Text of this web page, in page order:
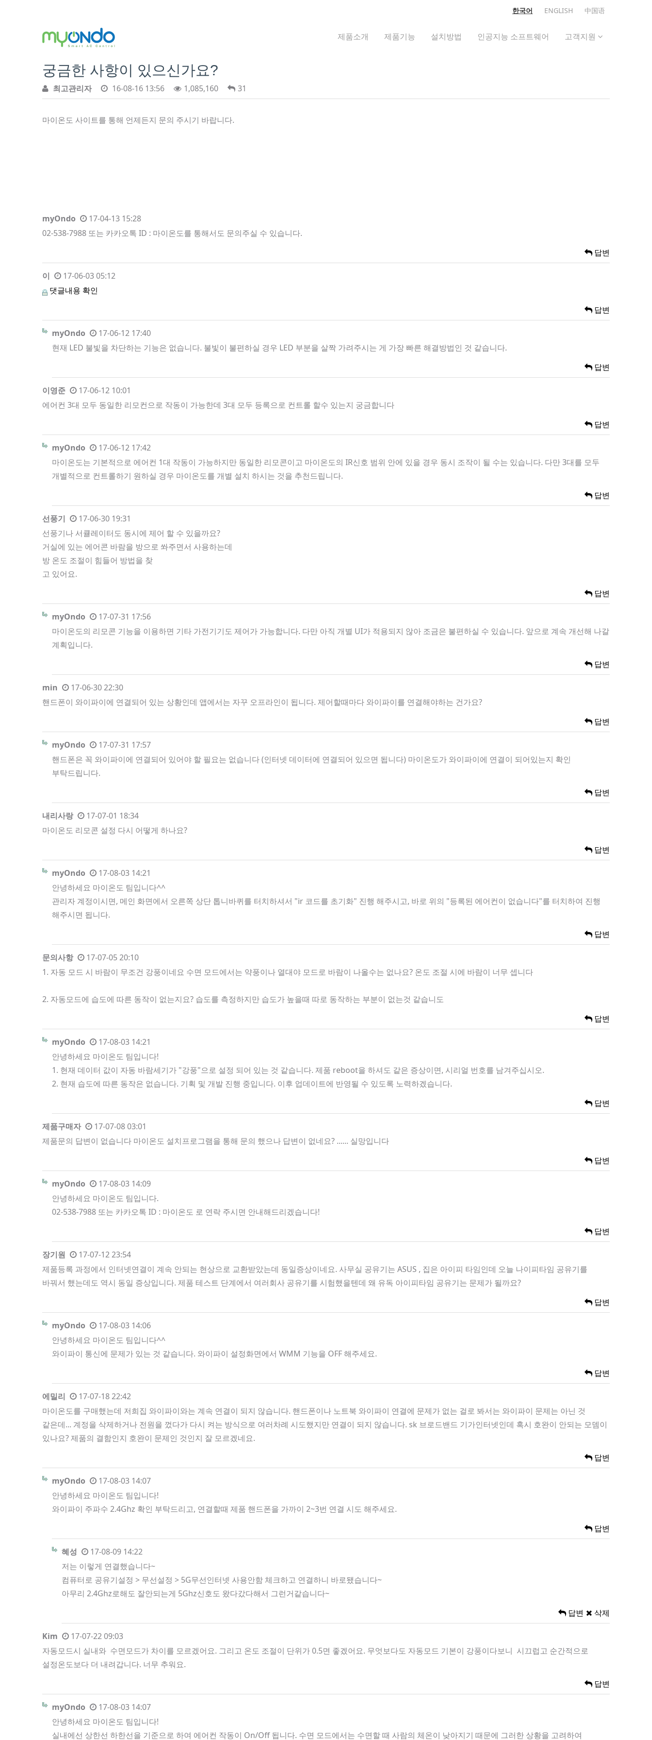
한국어 ENGLISH 中国语
제품소개 제품기능 설치방법 인공지능 소프트웨어 고객지원
궁금한 사항이 있으신가요?
최고관리자 16-08-16 13:56 1,085,160 31
마이온도 사이트를 통해 언제든지 문의 주시기 바랍니다.
myOndo
17-04-13 15:28
02-538-7988 또는 카카오톡 ID : 마이온도를 통해서도 문의주실 수 있습니다.
답변
이
17-06-03 05:12
댓글내용 확인
답변
myOndo
17-06-12 17:40
현재 LED 불빛을 차단하는 기능은 없습니다. 불빛이 불편하실 경우 LED 부분을 살짝 가려주시는 게 가장 빠른 해결방법인 것 같습니다.
답변
이영준
17-06-12 10:01
에어컨 3대 모두 동일한 리모컨으로 작동이 가능한데 3대 모두 등록으로 컨트롤 할수 있는지 궁금합니다
답변
myOndo
17-06-12 17:42
마이온도는 기본적으로 에어컨 1대 작동이 가능하지만 동일한 리모콘이고 마이온도의 IR신호 범위 안에 있을 경우 동시 조작이 될 수는 있습니다. 다만 3대를 모두
개별적으로 컨트롤하기 원하실 경우 마이온도를 개별 설치 하시는 것을 추천드립니다.
답변
선풍기
17-06-30 19:31
선풍기나 서큘레이터도 동시에 제어 할 수 있을까요?
거실에 있는 에어콘 바람을 방으로 쏴주면서 사용하는데
방 온도 조절이 힘들어 방법을 찾
고 있어요.
답변
myOndo
17-07-31 17:56
마이온도의 리모콘 기능을 이용하면 기타 가전기기도 제어가 가능합니다. 다만 아직 개별 UI가 적용되지 않아 조금은 불편하실 수 있습니다. 앞으로 계속 개선해 나갈
계획입니다.
답변
min
17-06-30 22:30
핸드폰이 와이파이에 연결되어 있는 상황인데 앱에서는 자꾸 오프라인이 됩니다. 제어할때마다 와이파이를 연결해야하는 건가요?
답변
myOndo
17-07-31 17:57
핸드폰은 꼭 와이파이에 연결되어 있어야 할 필요는 없습니다 (인터넷 데이터에 연결되어 있으면 됩니다) 마이온도가 와이파이에 연결이 되어있는지 확인
부탁드립니다.
답변
내리사랑
17-07-01 18:34
마이온도 리모콘 설정 다시 어떻게 하나요?
답변
myOndo
17-08-03 14:21
안녕하세요 마이온도 팀입니다^^
관리자 계정이시면, 메인 화면에서 오른쪽 상단 톱니바퀴를 터치하셔서 "ir 코드를 초기화" 진행 해주시고, 바로 위의 "등록된 에어컨이 없습니다"를 터치하여 진행
해주시면 됩니다.
답변
문의사항
17-07-05 20:10
1. 자동 모드 시 바람이 무조건 강풍이네요 수면 모드에서는 약풍이나 열대야 모드로 바람이 나올수는 없나요? 온도 조절 시에 바람이 너무 셉니다
2. 자동모드에 습도에 따른 동작이 없는지요? 습도를 측정하지만 습도가 높을때 따로 동작하는 부분이 없는것 같습니도
답변
myOndo
17-08-03 14:21
안녕하세요 마이온도 팀입니다!
1. 현재 데이터 값이 자동 바람세기가 "강풍"으로 설정 되어 있는 것 같습니다. 제품 reboot을 하셔도 같은 증상이면, 시리얼 번호를 남겨주십시오.
2. 현재 습도에 따른 동작은 없습니다. 기획 및 개발 진행 중입니다. 이후 업데이트에 반영될 수 있도록 노력하겠습니다.
답변
제품구매자
17-07-08 03:01
제품문의 답변이 없습니다 마이온도 설치프로그램을 통해 문의 했으나 답변이 없네요? ...... 실망입니다
답변
myOndo
17-08-03 14:09
안녕하세요 마이온도 팀입니다.
02-538-7988 또는 카카오톡 ID : 마이온도 로 연락 주시면 안내해드리겠습니다!
답변
장기원
17-07-12 23:54
제품등록 과정에서 인터넷연결이 계속 안되는 현상으로 교환받았는데 동일증상이네요. 사무실 공유기는 ASUS , 집은 아이피 타임인데 오늘 나이피타임 공유기를
바꿔서 했는데도 역시 동일 증상입니다. 제품 테스트 단계에서 여러회사 공유기를 시험했을텐데 왜 유독 아이피타임 공유기는 문제가 될까요?
답변
myOndo
17-08-03 14:06
안녕하세요 마이온도 팀입니다^^
와이파이 통신에 문제가 있는 것 같습니다. 와이파이 설정화면에서 WMM 기능을 OFF 해주세요.
답변
에밀리
17-07-18 22:42
마이온도를 구매했는데 저희집 와이파이와는 계속 연결이 되지 않습니다. 핸드폰이나 노트북 와이파이 연결에 문제가 없는 걸로 봐서는 와이파이 문제는 아닌 것
같은데... 계정을 삭제하거나 전원을 껐다가 다시 켜는 방식으로 여러차례 시도했지만 연결이 되지 않습니다. sk 브로드밴드 기가인터넷인데 혹시 호완이 안되는 모뎀이
있나요? 제품의 결함인지 호완이 문제인 것인지 잘 모르겠네요.
답변
myOndo
17-08-03 14:07
안녕하세요 마이온도 팀입니다!
와이파이 주파수 2.4Ghz 확인 부탁드리고, 연결할때 제품 핸드폰을 가까이 2~3번 연결 시도 해주세요.
답변
혜성
17-08-09 14:22
저는 이렇게 연결했습니다~
컴퓨터로 공유기설정 > 무선설정 > 5G무선인터넷 사용안함 체크하고 연결하니 바로됐습니다~
아무리 2.4Ghz로해도 잘안되는게 5Ghz신호도 왔다갔다해서 그런거같습니다~
답변
삭제
Kim
17-07-22 09:03
자동모드시 실내와 수면모드가 차이를 모르겠어요. 그리고 온도 조절이 단위가 0.5면 좋겠어요. 무엇보다도 자동모드 기본이 강풍이다보니 시끄럽고 순간적으로
설정온도보다 더 내려갑니다. 너무 추워요.
답변
myOndo
17-08-03 14:07
안녕하세요 마이온도 팀입니다!
실내에선 상한선 하한선을 기준으로 하여 에어컨 작동이 On/Off 됩니다. 수면 모드에서는 수면할 때 사람의 체온이 낮아지기 때문에 그러한 상황을 고려하여